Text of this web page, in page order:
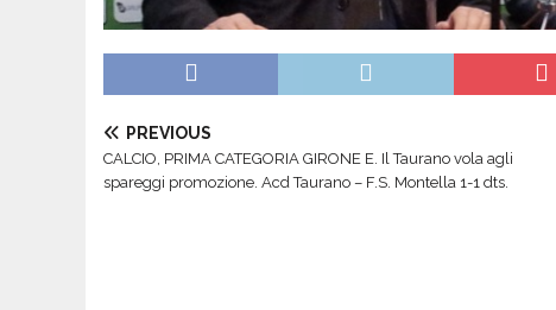
PREVIOUS
CALCIO, PRIMA CATEGORIA GIRONE E. Il Taurano vola agli
spareggi promozione. Acd Taurano – F.S. Montella 1-1 dts.